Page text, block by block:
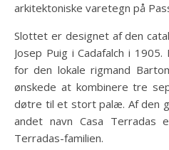
arkitektoniske varetegn på
Slottet er designet af den
Josep Puig i Cadafalch i
for den lokale rigmand
ønskede at kombinere tre
døtre til et stort palæ. Af den
andet navn Casa Terradas
Terradas-familien.